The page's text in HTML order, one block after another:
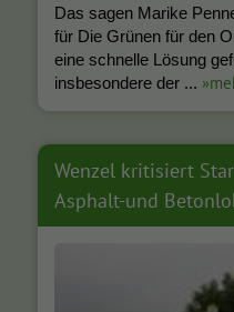
Das sagen Marike
für Die Grünen für den
eine schnelle Lösung
insbesondere der ...
Wenzel kritisiert
Asphalt-und